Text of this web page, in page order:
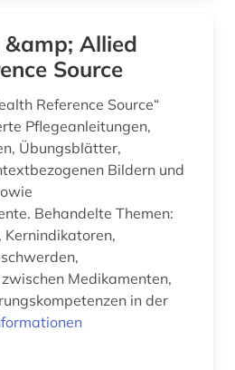
Allied
Source
Reference Source“
Pflegeanleitungen,
Übungsblätter,
Bildern und
Kernindikatoren,
Medikamenten,
in der